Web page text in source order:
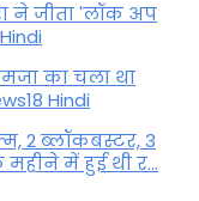
ने जीता 'लॉक अप
का चला था
Hindi
2 ब्लॉकबस्टर, 3
में हुई थी र...